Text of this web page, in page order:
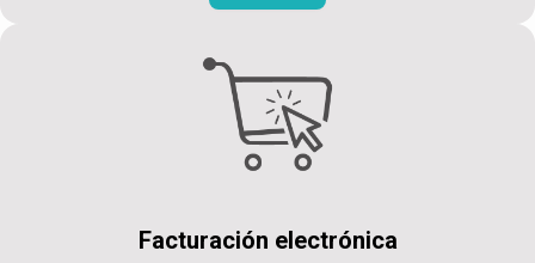
Facturación electrónica